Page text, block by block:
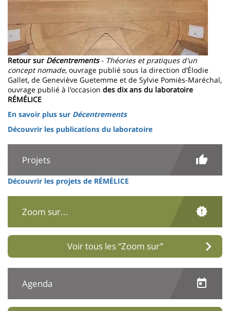
Retour sur Décentrements- Théories et pratiques d'un
concept nomade, ouvrage publié sous la direction d’Élodie
Gallet, de Geneviève Guetemme et de Sylvie Pomiès-Maréchal,
ouvrage publié à l'occasion des dix ans du laboratoire
RÉMÉLICE
En savoir plus sur Décentrements
Découvrir les publications du laboratoire
Projets
Découvrir les projets de RÉMÉLICE
Zoom sur...
Voir tous les “Zoom sur”
Agenda